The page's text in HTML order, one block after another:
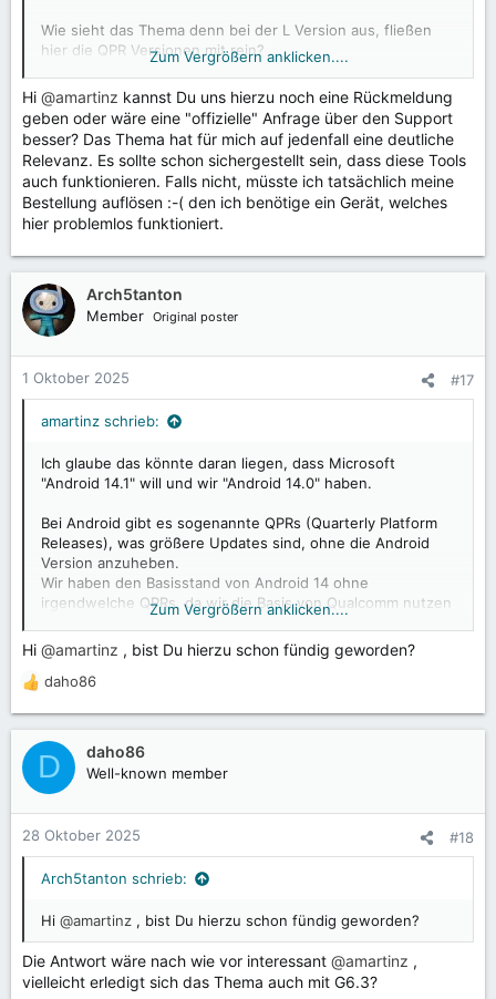
Wie sieht das Thema denn bei der L Version aus, fließen
hier die QPR Versionen mit rein?
Bzw. hat sich das Thema nicht dann erledigt wenn die G-
Version dann auf LOS Basis ist und nicht mehr Qualcomm?
Zum Vergrößern anklicken....
Hi @amartinz kannst Du uns hierzu noch eine Rückmeldung
geben oder wäre eine "offizielle" Anfrage über den Support
besser? Das Thema hat für mich auf jedenfall eine deutliche
Relevanz. Es sollte schon sichergestellt sein, dass diese Tools
auch funktionieren. Falls nicht, müsste ich tatsächlich meine
Bestellung auflösen :-( den ich benötige ein Gerät, welches
hier problemlos funktioniert.
Arch5tanton
Member Original poster
1 Oktober 2025 #17
amartinz schrieb:
Ich glaube das könnte daran liegen, dass Microsoft
"Android 14.1" will und wir "Android 14.0" haben.
Bei Android gibt es sogenannte QPRs (Quarterly Platform
Releases), was größere Updates sind, ohne die Android
Version anzuheben.
Wir haben den Basisstand von Android 14 ohne
irgendwelche QPRs, da wir die Basis von Qualcomm nutzen
und diese keine QPRs integriert haben.
Ich könnte manuell schauen, wie viel mehr von den QPR
Änderungen integriert werden muss, damit der Microsoft
Zum Vergrößern anklicken....
Hi @amartinz , bist Du hierzu schon fündig geworden?
R
e
a
k
t
o
n
daho86
D daho86
Well-known member
28 Oktober 2025 #18
Arch5tanton schrieb:
Hi @amartinz , bist Du hierzu schon fündig geworden?
Die Antwort wäre nach wie vor interessant @amartinz ,
vielleicht erledigt sich das Thema auch mit G6.3?